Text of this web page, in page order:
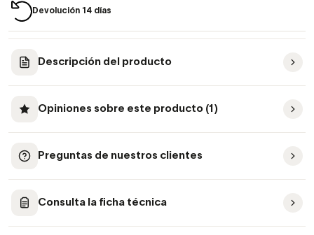
Devolución 14 días
Descripción del producto
Opiniones sobre este producto (1)
Preguntas de nuestros clientes
Consulta la ficha técnica